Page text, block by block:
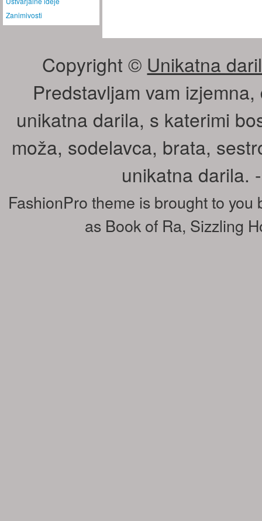
Zanimivosti
Copyright © Unikatna
Predstavljam vam
unikatna darila, s katerimi
moža, sodelavca, brata,
unikatna darila.
FashionPro theme is brought to
as Book of Ra, Sizzling